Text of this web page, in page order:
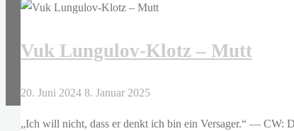
–
Flame.
Vuk Lungulov-Klotz – Mutt
20. Juni 2024 8. Januar 2025
„Ich will nicht, dass er denkt ich bin ein Versager.“ — CW: